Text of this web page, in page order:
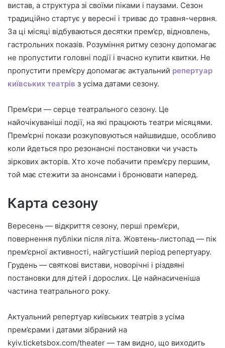
вистав, а структура зі своїми піками і паузами. Сезон
традиційно стартує у вересні і триває до травня-червня.
За ці місяці відбуваються десятки прем’єр, відновлень,
гастрольних показів. Розуміння ритму сезону допомагає
не пропустити головні події і вчасно купити квитки. Не
пропустити прем’єру допомагає актуальний репертуар
київських театрів з усіма датами сезону.
Прем’єри — серце театрального сезону. Це
найочікуваніші події, на які працюють театри місяцями.
Прем’єрні покази розкуповуються найшвидше, особливо
коли йдеться про резонансні постановки чи участь
зіркових акторів. Хто хоче побачити прем’єру першим,
той має стежити за анонсами і бронювати наперед.
Карта сезону
Вересень — відкриття сезону, перші прем’єри,
повернення публіки після літа. Жовтень-листопад — пік
прем’єрної активності, найгустіший період репертуару.
Грудень — святкові вистави, новорічні і різдвяні
постановки для дітей і дорослих. Це найнасиченіша
частина театрального року.
Актуальний репертуар київських театрів з усіма
прем’єрами і датами зібраний на
kyiv.ticketsbox.com/theater — там видно, що виходить